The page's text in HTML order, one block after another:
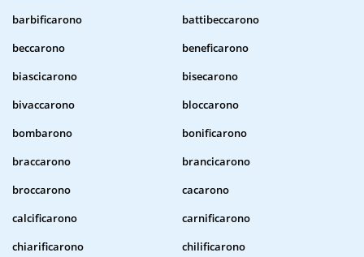
barbificarono
battibeccarono
beccarono
beneficarono
biascicarono
bisecarono
bivaccarono
bloccarono
bombarono
bonificarono
braccarono
brancicarono
broccarono
cacarono
calcificarono
carnificarono
chiarificarono
chilificarono